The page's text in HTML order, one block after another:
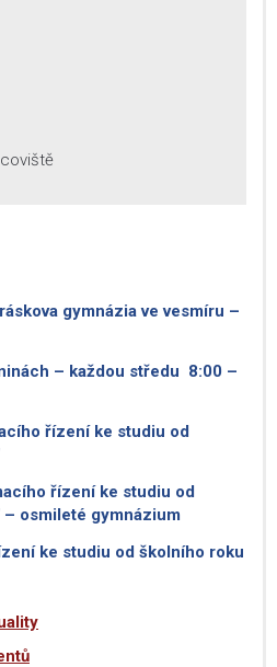
gymnázia ve vesmíru –
– každou středu 8:00 –
řízení ke studiu od
řízení ke studiu od
osmileté gymnázium
ke studiu od školního roku